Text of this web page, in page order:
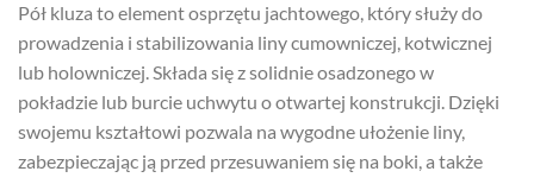
Pół kluza to element osprzętu jachtowego, który służy do
prowadzenia i stabilizowania liny cumowniczej, kotwicznej
lub holowniczej. Składa się z solidnie osadzonego w
pokładzie lub burcie uchwytu o otwartej konstrukcji. Dzięki
swojemu kształtowi pozwala na wygodne ułożenie liny,
zabezpieczając ją przed przesuwaniem się na boki, a także